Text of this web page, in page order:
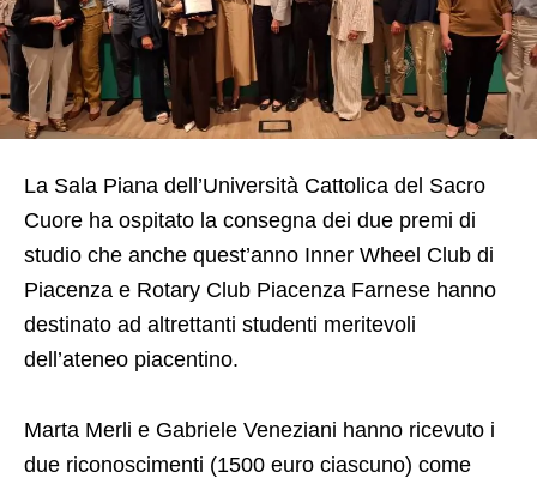
La Sala Piana dell’Università Cattolica del Sacro
Cuore ha ospitato la consegna dei due premi di
studio che anche quest’anno Inner Wheel Club di
Piacenza e Rotary Club Piacenza Farnese hanno
destinato ad altrettanti studenti meritevoli
dell’ateneo piacentino.
Marta Merli e Gabriele Veneziani hanno ricevuto i
due riconoscimenti (1500 euro ciascuno) come